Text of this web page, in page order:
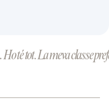
té tot. La meva classe